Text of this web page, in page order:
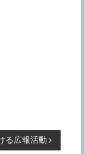
る広報活動